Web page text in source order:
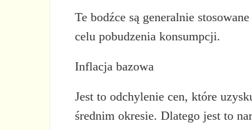
Te bodźce są generalnie
celu pobudzenia konsumpcji.
Inflacja bazowa
Jest to odchylenie cen, które
średnim okresie. Dlatego jest to